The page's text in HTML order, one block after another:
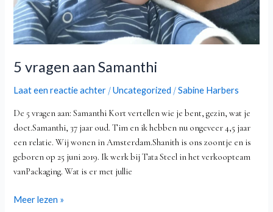
5 vragen aan Samanthi
Laat een reactie achter /Uncategorized /Sabine Harbers
De 5 vragen aan: Samanthi Kort vertellen wie je bent, gezin, wat je
doet.Samanthi, 37 jaar oud. Tim en ik hebben nu ongeveer 4,5 jaar
een relatie. Wij wonen in Amsterdam.Shanith is ons zoontje en is
geboren op 25 juni 2019. Ik werk bij Tata Steel in het verkoopteam
vanPackaging. Wat is er met jullie
Meer lezen »